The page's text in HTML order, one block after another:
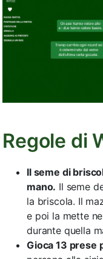
Regole di
Il seme di
mano. Il seme
la briscola. Il
e poi la mette
durante quella
Gioca 13 prese